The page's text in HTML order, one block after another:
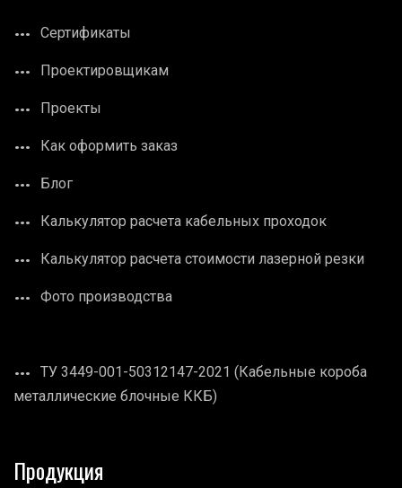
Сертификаты
Проектировщикам
Проекты
Как оформить заказ
Блог
Калькулятор расчета кабельных проходок
Калькулятор расчета стоимости лазерной резки
Фото производства
ТУ 3449-001-50312147-2021 (Кабельные короба
металлические блочные ККБ)
Продукция